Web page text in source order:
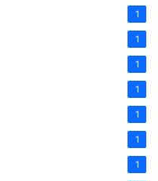
1
1
1
1
1
1
1